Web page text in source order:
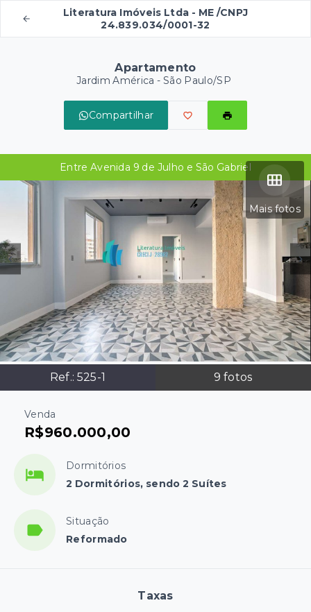
Literatura Imóveis Ltda - ME /CNPJ
24.839.034/0001-32
Apartamento
Jardim América - São Paulo/SP
Compartilhar
Mais fotos
Ref.: 525-1 9 fotos
Entre Avenida 9 de Julho e São Gabriel
Venda
R$960.000,00
Dormitórios
2 Dormitórios, sendo 2 Suítes
Situação
Reformado
Taxas